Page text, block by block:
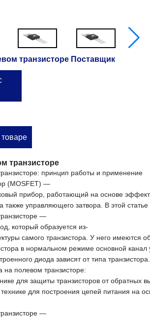
транзисторе Поставщик
транзисторе
принцип работы и применение
(MOSFET) —
прибор, работающий на основе
а также управляющего затвора. В этой статье
—
который образуется из-
самого транзистора. У него имеются
в нормальном режиме основной канал
диода зависятоттипа транзистора.
на полевом транзисторе:
для защиты транзисторов отобратных
технике для построения цепей питания на
—